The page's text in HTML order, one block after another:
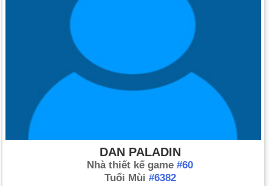
DAN PALADIN
Nhà thiết kế game #60
Tuổi Mùi #6382